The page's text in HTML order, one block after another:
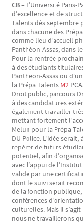
CB – L’Université Paris-
d’excellence et de
Talents dès septembre
dans chacune des
comme lieu d’accueil
Panthéon-Assas, dans
Pour la rentrée
à des étudiants
Panthéon-Assas ou
la Prépa Talents M2
Droit public, parcours
à des candidatures
également travailler
mettant fortement
Melun pour la Prépa
DU Police. L’idée serait,
repérer de futurs
potentiel, afin
avec l’appui de
validé par une
dont le suivi serait
de la fonction publique,
conférences
culturelles. Mais il
nous ne travaillerons